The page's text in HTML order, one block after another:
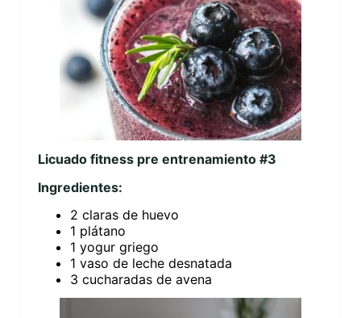
Licuado fitness pre entrenamiento #3
Ingredientes:
2 claras de huevo
1 plátano
1 yogur griego
1 vaso de leche desnatada
3 cucharadas de avena